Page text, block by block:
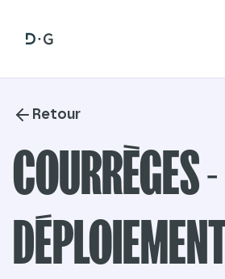
Retour
COURRÈGES -